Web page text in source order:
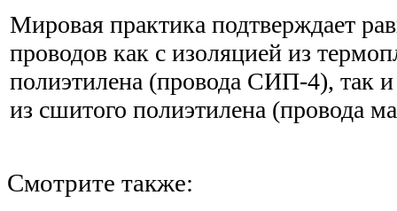
Мировая практика подтверждает
проводов как с изоляцией из
полиэтилена (провода СИП-4), так
из сшитого полиэтилена (провода
Смотрите также: